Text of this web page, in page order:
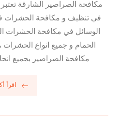
مكافحة الصراصير الشارقة
في تنظيف و مكافحة الحشرات
الوسائل في مكافحة الحشرات
الحمام و جميع انواع الحشرات
مكافحة الصراصير بجميع
اقرأ